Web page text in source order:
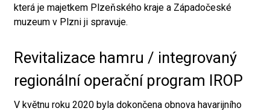
která je majetkem Plzeňského kraje a Západočeské
muzeum v Plzni ji spravuje.
Revitalizace hamru / integrovaný
regionální operační program IROP
V květnu roku 2020 byla dokončena obnova havarijního